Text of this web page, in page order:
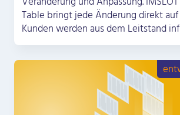
Table bringt jede Änderung direkt
Kunden werden aus dem Leitstand